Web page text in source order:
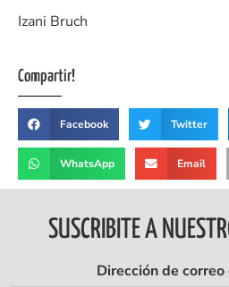
Izani Bruch
Compartir!
Facebook Twitter
WhatsApp Email
SUSCRIBITE A
Dirección de